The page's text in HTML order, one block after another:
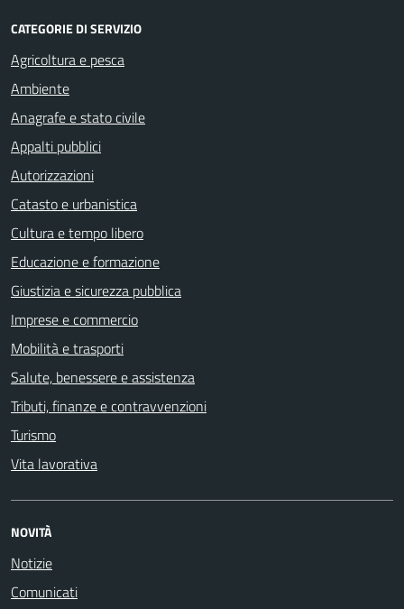
CATEGORIE DI SERVIZIO
Agricoltura e pesca
Ambiente
Anagrafe e stato civile
Appalti pubblici
Autorizzazioni
Catasto e urbanistica
Cultura e tempo libero
Educazione e formazione
Giustizia e sicurezza pubblica
Imprese e commercio
Mobilità e trasporti
Salute, benessere e assistenza
Tributi, finanze e contravvenzioni
Turismo
Vita lavorativa
NOVITÀ
Notizie
Comunicati